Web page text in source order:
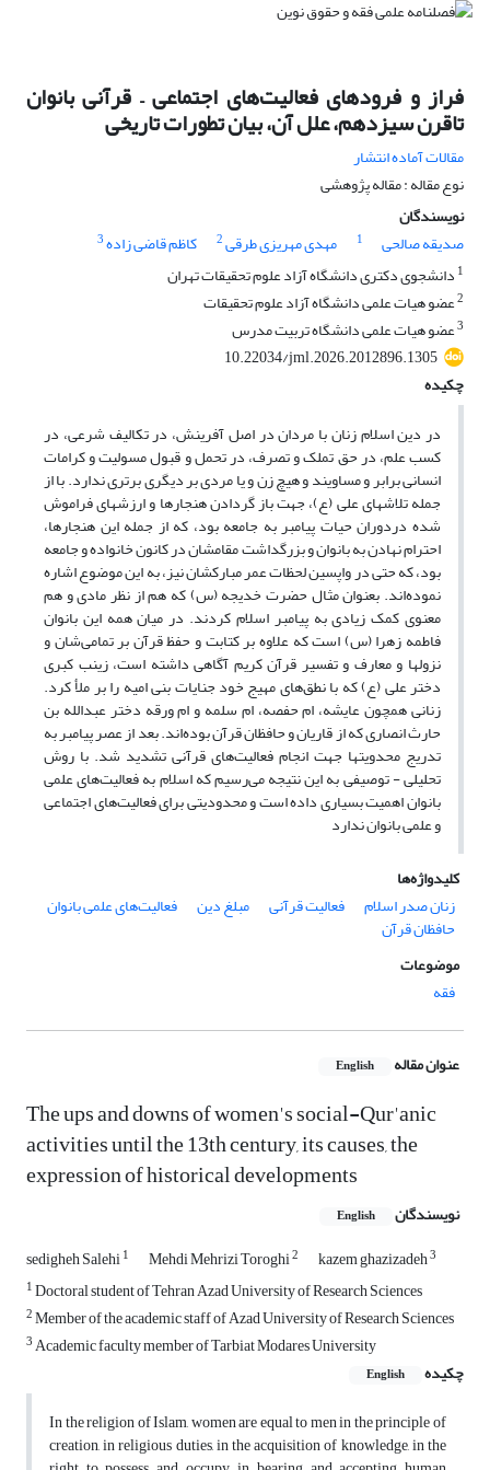
فراز و فرودهای فعالیت‌های اجتماعی – قرآنی بانوان
تاقرن سیزدهم، علل آن، بیان تطورات تاریخی
مقالات آماده انتشار
نوع مقاله : مقاله پژوهشی
نویسندگان
صدیقه صالحی
1 مهدی مهریزی طرقی2 کاظم قاضی زاده3
1 دانشجوی دکتری دانشگاه آزاد علوم تحقیقات تهران
2عضو هیات علمی دانشگاه آزاد علوم تحقیقات
3عضو هیات علمی دانشگاه تربیت مدرس
10.22034/jml.2026.2012896.1305
چکیده
در دین اسلام زنان با مردان در اصل آفرینش، در تکالیف شرعی، در
کسب علم، در حق تملک و تصرف، در تحمل و قبول مسولیت و کرامات
انسانی برابر و مساویند و هیچ زن و یا مردی بر دیگری برتری ندارد. با از
جمله تلاشهای علی (ع)، جهت باز گردادن هنجارها و ارزشهای فراموش
شده دردوران حیات پیامبر به جامعه بود، که از جمله این هنجارها،
احترام نهادن به بانوان و بزرگداشت مقامشان در کانون خانواده و جامعه
بود، که حتی در واپسین لحظات عمر مبارکشان نیز، به این موضوع اشاره
نموده‌اند. بعنوان مثال حضرت خدیجه (س) که هم از نظر مادی و هم
معنوی کمک زیادی به پیامبر اسلام کردند. در میان همه این بانوان
فاطمه زهرا (س) است که علاوه بر کتابت و حفظ قرآن بر تمامی‌شان و
نزولها و معارف و تفسیر قرآن کریم آگاهی داشته است، زینب کبری
دختر علی (ع) که با نطق‌های مهیج خود جنایات بنی امیه را بر ملأ کرد.
زنانی همچون عایشه، ام حفصه، ام سلمه و ام ورقه دختر عبدالله بن
حارث انصاری که از قاریان و حافظان قرآن بوده‌اند. بعد از عصر پیامبر به
تدریج محدویتها جهت انجام فعالیت‌های قرآنی تشدید شد. با روش
تحلیلی - توصیفی به این نتیجه می‌رسیم که اسلام به فعالیت‌های علمی
بانوان اهمیت بسیاری داده است و محدودیتی برای فعالیت‌های اجتماعی
و علمی بانوان ندارد
کلیدواژه‌ها
زنان صدر اسلام
فعالیت قرآنی مبلغ دین فعالیت‌های علمی بانوان
حافظان قرآن
موضوعات
فقه
عنوان مقاله English
The ups and downs of women's social-Qur'anic
activities until the 13th century, its causes, the
expression of historical developments
نویسندگان English
sedigheh Salehi1 Mehdi Mehrizi Toroghi2 kazem ghazizadeh3
1Doctoral student of Tehran Azad University of Research Sciences
2Member of the academic staff of Azad University of Research Sciences
3Academic faculty member of Tarbiat Modares University
چکیده
English
In the religion of Islam, women are equal to men in the principle of
creation, in religious duties, in the acquisition of knowledge, in the